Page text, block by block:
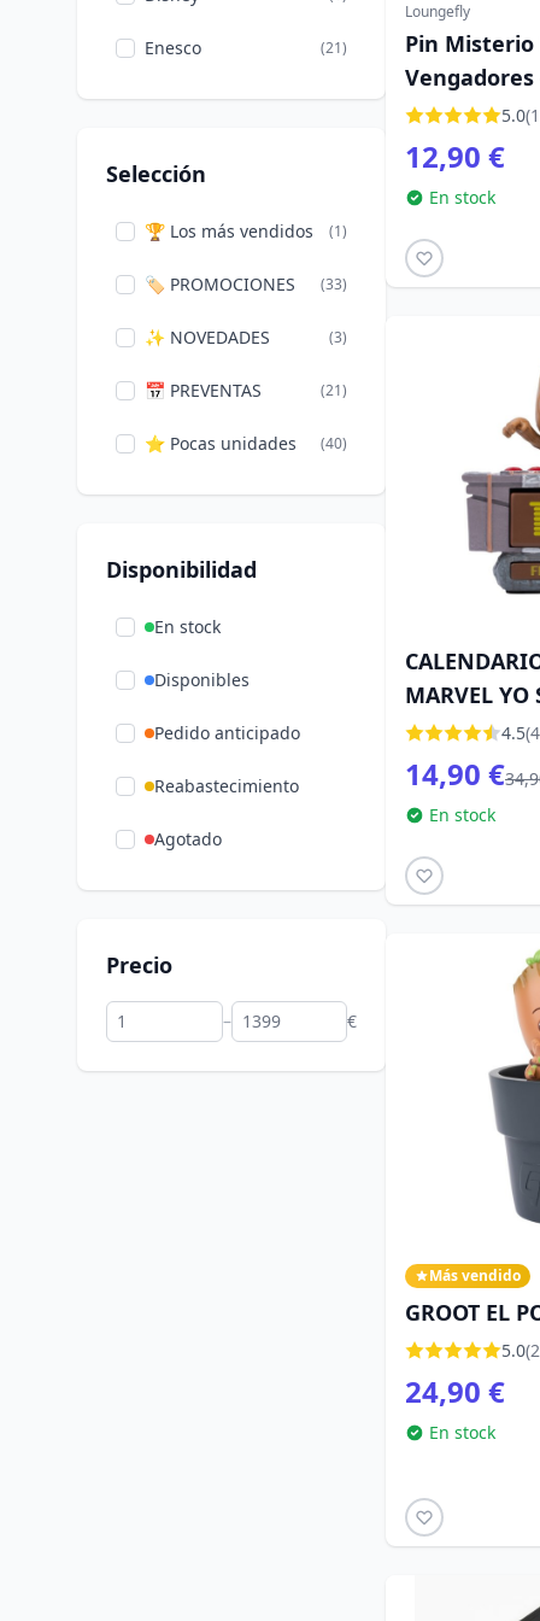
(18)
Varios (1)
Venom (9)
Wolverine (36)
Wonder Woman (3)
X-Men (34)
vengadores (42)
Enesco (21)
Erik (18)
Widdop
Selección
🏆 Los más vendidos (1)
🏷️ PROMOCIONES (33)
✨ NOVEDADES (3)
📅 PREVENTAS (21)
⭐ Pocas unidades (40)
Disponibilidad
En stock
Disponibles
Pedido anticipado
Reabastecimiento
Agotado
Precio
– €
Loungefly
Pin
Loungefly5.0
12,90 €
En stock
MARVEL YO
4.5
14,90 €
En stock
Más vendido
GROOT EL
5.0
24,90 €
En stock